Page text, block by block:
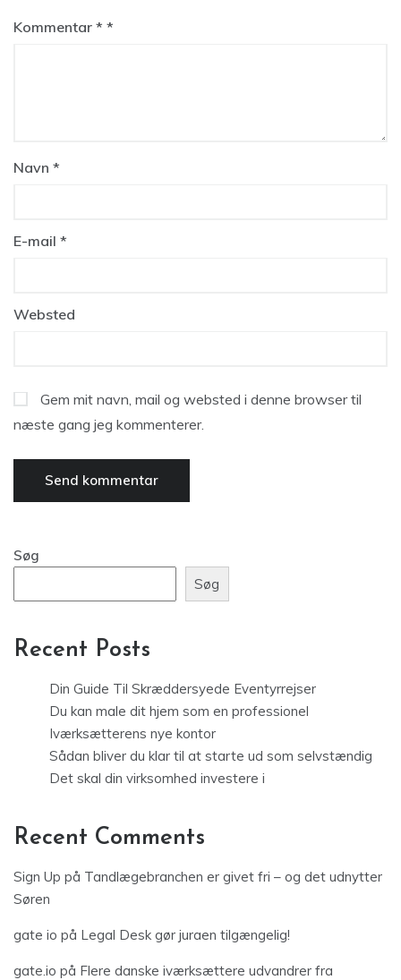
Kommentar *
Navn *
E-mail *
Websted
Gem mit navn, mail og websted i denne browser til
næste gang jeg kommenterer.
Søg
Søg
Recent Posts
Din Guide Til Skræddersyede Eventyrrejser
Du kan male dit hjem som en professionel
Iværksætterens nye kontor
Sådan bliver du klar til at starte ud som selvstændig
Det skal din virksomhed investere i
Recent Comments
Sign Up på Tandlægebranchen er givet fri – og det udnytter
Søren
gate io på Legal Desk gør juraen tilgængelig!
gate.io på Flere danske iværksættere udvandrer fra